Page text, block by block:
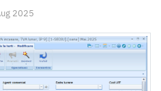
2025